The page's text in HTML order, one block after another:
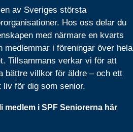
av Sveriges största
Hos oss delar du
med närmare en kvarts
medlemmar i föreningar över hela
Tillsammans verkar vi för att
bättre villkor för äldre – och ett
liv för dig som senior.
medlem i SPF Seniorerna här